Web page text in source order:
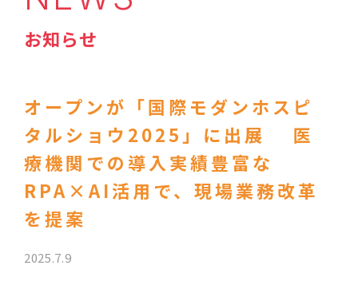
お知らせ
オープンが「国際モダンホスピ
タルショウ2025」に出展 医
療機関での導入実績豊富な
RPA×AI活用で、現場業務改革
を提案
2025.7.9